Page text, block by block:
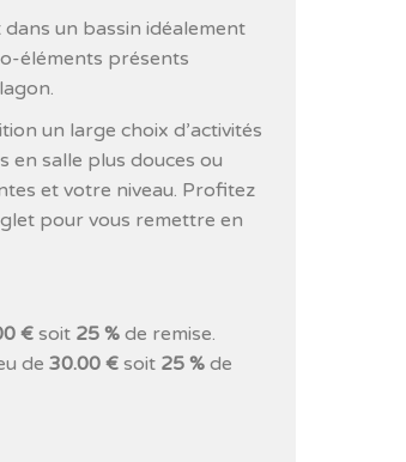
un bassin idéalement
éléments présents
un large choix d’activités
en salle plus douces ou
et votre niveau. Profitez
pour vous remettre en
€soit 25 %de remise.
de 30.00 €soit 25 %de